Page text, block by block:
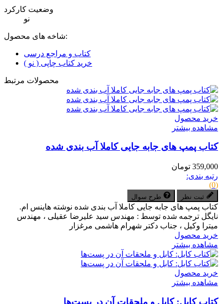
وضعیت کارکرد
نو
شاخه های محصول:
کتاب و مراجع درسی
خرید کتاب چاپی ( نو )
محصولات مرتبط
خرید محصول
مشاهده بیشتر
کتاب پمپ های جابه جایی کاملا آب بندی شده
359,000 تومان
رتبه بندی:
(0)
ثبت نظر طرح سوال
کتاب پمپ های جابه جایی کاملا آب بندی شده نوشته هاینس ام.
نایگل ترجمه شده توسط : مهندس سید علیرضا عقیلی ، مهندس
میترا وکیل ، جناب دکتر شهرام هاشمی مرغزار
خرید محصول
مشاهده بیشتر
خرید محصول
مشاهده بیشتر
کتاب کابل: کابل و ملحقات آن در پست‌ها